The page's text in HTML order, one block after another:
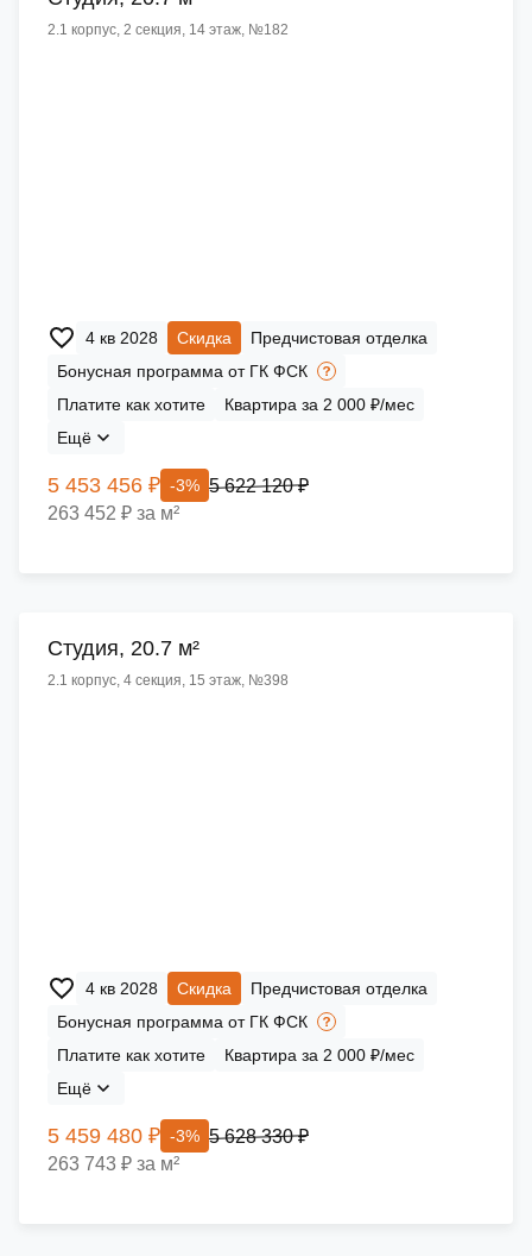
2.1 корпус, 2 секция, 14 этаж, №182
4 кв 2028 Скидка
Предчистовая отделка
Бонусная программа от ГК ФСК
Платите как хотите
Квартира за 2 000 ₽/мес
Ещё
5 453 456 ₽ -3% 5 622 120 ₽
263 452 ₽ за м²
Cтудия, 20.7 м²
2.1 корпус, 4 секция, 15 этаж, №398
4 кв 2028 Скидка
Предчистовая отделка
Бонусная программа от ГК ФСК
Платите как хотите
Квартира за 2 000 ₽/мес
Ещё
5 459 480 ₽ -3% 5 628 330 ₽
263 743 ₽ за м²